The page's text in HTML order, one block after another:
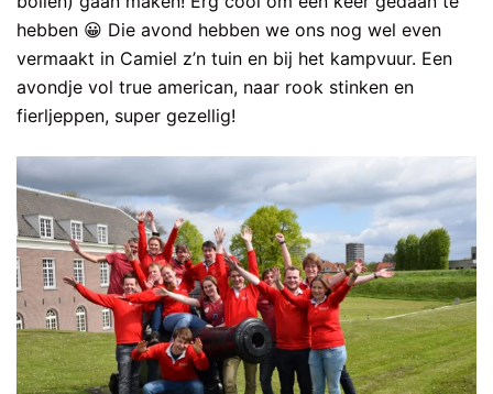
hebben 😀 Die avond hebben we ons nog wel even
vermaakt in Camiel z’n tuin en bij het kampvuur. Een
avondje vol true american, naar rook stinken en
fierljeppen, super gezellig!